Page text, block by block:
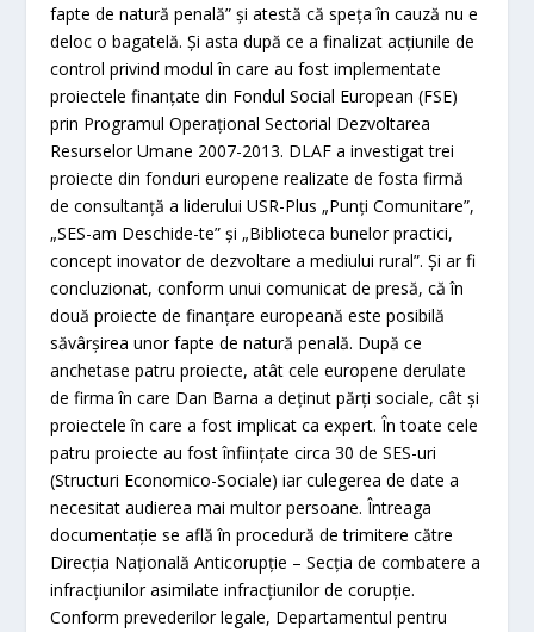
fapte de natură penală” şi atestă că speţa în cauză nu e
deloc o bagatelă. Şi asta după ce a finalizat acţiunile de
control privind modul în care au fost implementate
proiectele finanţate din Fondul Social European (FSE)
prin Programul Operaţional Sectorial Dezvoltarea
Resurselor Umane 2007-2013. DLAF a investigat trei
proiecte din fonduri europene realizate de fosta firmă
de consultanţă a liderului USR-Plus „Punţi Comunitare”,
„SES-am Deschide-te” şi „Biblioteca bunelor practici,
concept inovator de dezvoltare a mediului rural”. Şi ar fi
concluzionat, conform unui comunicat de presă, că în
două proiecte de finanţare europeană este posibilă
săvârşirea unor fapte de natură penală. După ce
anchetase patru proiecte, atât cele europene derulate
de firma în care Dan Barna a deţinut părţi sociale, cât şi
proiectele în care a fost implicat ca expert. În toate cele
patru proiecte au fost înfiinţate circa 30 de SES-uri
(Structuri Economico-Sociale) iar culegerea de date a
necesitat audierea mai multor persoane. Întreaga
documentaţie se află în procedură de trimitere către
Direcţia Naţională Anticorupţie – Secţia de combatere a
infracţiunilor asimilate infracţiunilor de corupţie.
Conform prevederilor legale, Departamentul pentru